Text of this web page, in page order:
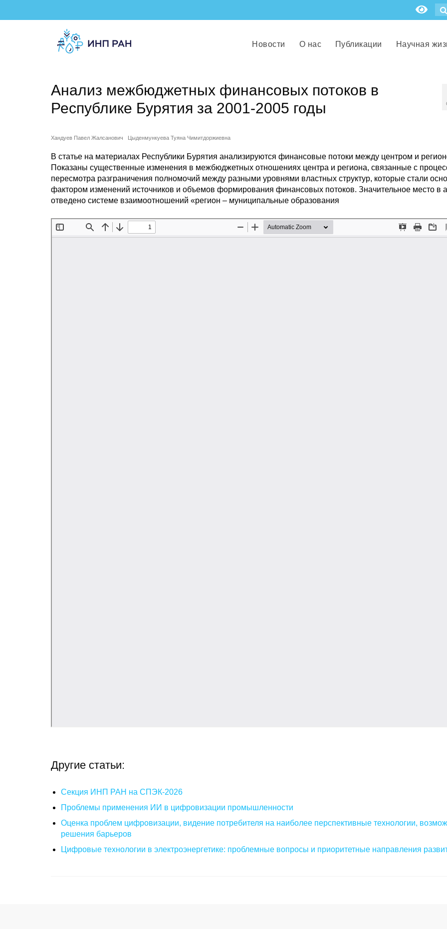
Новости О нас Публикации Научная
Анализ межбюджетных финансовых потоков в
Республике Бурятия за 2001-2005 годы
Хандуев Павел Жалсанович Цыденмункуева Туяна Чимитдоржиевна
В статье на материалах Республики Бурятия анализируются финансовые потоки между центром и
Показаны существенные изменения в межбюджетных отношениях центра и региона, связанные с
пересмотра разграничения полномочий между разными уровнями властных структур, которые стали
фактором изменений источников и объемов формирования финансовых потоков. Значительное место в
отведено системе взаимоотношений «регион – муниципальные образования
Другие статьи:
Секция ИНП РАН на СПЭК-2026
Проблемы применения ИИ в цифровизации промышленности
Оценка проблем цифровизации, видение потребителя на наиболее перспективные технологии,
решения барьеров
Цифровые технологии в электроэнергетике: проблемные вопросы и приоритетные направления